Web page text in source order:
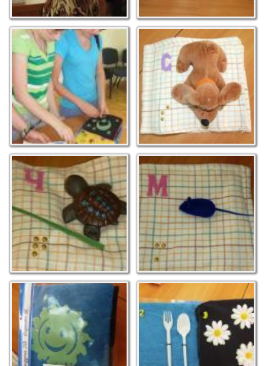
Презентація перших
тактильних книжок
Абетка
Абетка Абетка
Книжка-іграшка, що
вчить малюків
рахувати